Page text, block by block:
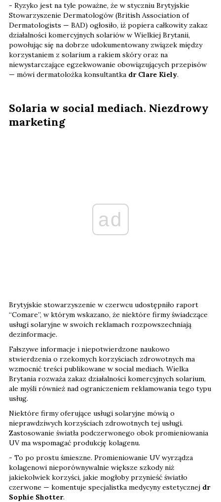
- Ryzyko jest na tyle poważne, że w styczniu Brytyjskie
Stowarzyszenie Dermatologów (British Association of
Dermatologists — BAD) ogłosiło, iż popiera całkowity zakaz
działalności komercyjnych solariów w Wielkiej Brytanii,
powołując się na dobrze udokumentowany związek między
korzystaniem z solarium a rakiem skóry oraz na
niewystarczające egzekwowanie obowiązujących przepisów
— mówi dermatolożka konsultantka dr Clare Kiely.
Solaria w social mediach. Niezdrowy
marketing
ad
Brytyjskie stowarzyszenie w czerwcu udostępniło raport
“Comare”, w którym wskazano, że niektóre firmy świadczące
usługi solaryjne w swoich reklamach rozpowszechniają
dezinformacje.
Fałszywe informacje i niepotwierdzone naukowo
stwierdzenia o rzekomych korzyściach zdrowotnych ma
wzmocnić treści publikowane w social mediach. Wielka
Brytania rozważa zakaz działalności komercyjnych solarium,
ale myśli również nad ograniczeniem reklamowania tego typu
usług.
Niektóre firmy oferujące usługi solaryjne mówią o
nieprawdziwych korzyściach zdrowotnych tej usługi.
Zastosowanie światła podczerwonego obok promieniowania
UV ma wspomagać produkcję kolagenu.
- To po prostu śmieszne. Promieniowanie UV wyrządza
kolagenowi nieporównywalnie większe szkody niż
jakiekolwiek korzyści, jakie mogłoby przynieść światło
czerwone — komentuje specjalistka medycyny estetycznej dr
Sophie Shotter.